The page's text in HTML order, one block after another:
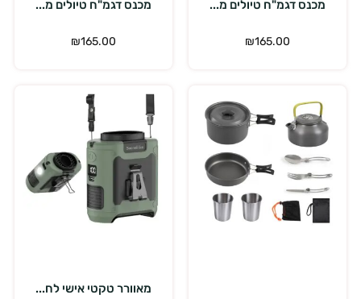
מכנס דגמ"ח טיולים מ...
₪165.00
מכנס דגמ"ח טיולים מ...
₪165.00
מאוורר טקטי אישי לח...